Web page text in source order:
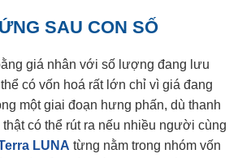
SAU CON SỐ
giá nhân với số lượng đang lưu
có vốn hoá rất lớn chỉ vì giá đang
một giai đoạn hưng phấn, dù thanh
có thể rút ra nếu nhiều người cùng
LUNA từng nằm trong nhóm vốn